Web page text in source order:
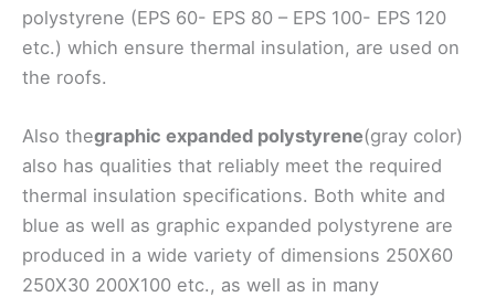
polystyrene (EPS 60- EPS 80 – EPS 100- EPS 120
etc.) which ensure thermal insulation, are used on
the roofs.
Also thegraphic expanded polystyrene(gray color)
also has qualities that reliably meet the required
thermal insulation specifications. Both white and
blue as well as graphic expanded polystyrene are
produced in a wide variety of dimensions 250X60
250X30 200X100 etc., as well as in many